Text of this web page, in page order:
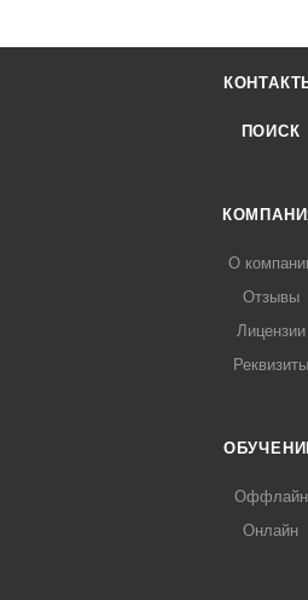
ПОИСК
О
Отзывы
Лицензии
Реквизиты
Оффлайн
Онлайн